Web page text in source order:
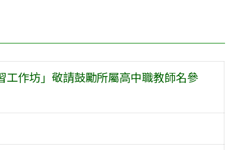
作坊」敬請鼓勵所屬高中職教師名參